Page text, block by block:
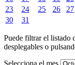
23
24 25 26 27
30
31
Puede filtrar el listado
desplegables o